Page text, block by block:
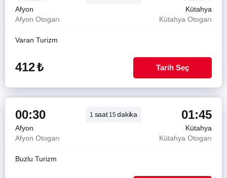
Afyon
Kütahya
Afyon Otogarı
Kütahya Otogarı
Varan Turizm
412₺ Tarih Seç
00:30 1 saat15dakika 01:45
Afyon
Kütahya
Afyon Otogarı
Kütahya Otogarı
Buzlu Turizm